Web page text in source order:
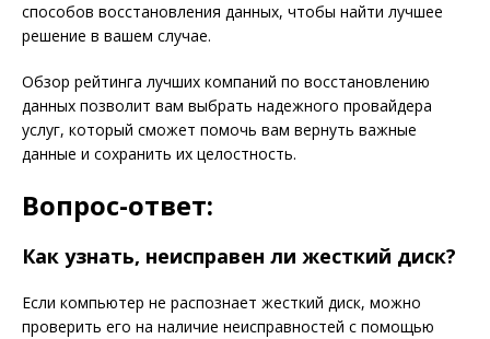
способов восстановления данных, чтобы найти лучшее
решение в вашем случае.
Обзор рейтинга лучших компаний по восстановлению
данных позволит вам выбрать надежного провайдера
услуг, который сможет помочь вам вернуть важные
данные и сохранить их целостность.
Вопрос-ответ:
Как узнать, неисправен ли жесткий диск?
Если компьютер не распознает жесткий диск, можно
проверить его на наличие неисправностей с помощью